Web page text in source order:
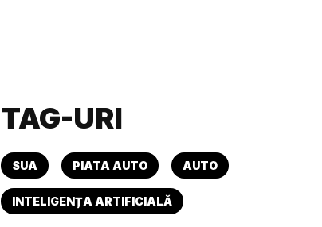
TAG-URI
SUA PIATA AUTO AUTO
INTELIGENȚA ARTIFICIALĂ